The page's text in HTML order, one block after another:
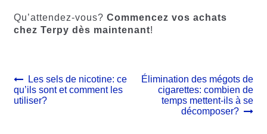
Qu’attendez-vous? Commencez vos achats
chez Terpy dès maintenant!
Navigation
de
Article
précédent :
Les sels de nicotine: ce
qu’ils sont et comment les
utiliser?
Article
suivant :
Élimination des mégots de
cigarettes: combien de
temps mettent-ils à se
décomposer?